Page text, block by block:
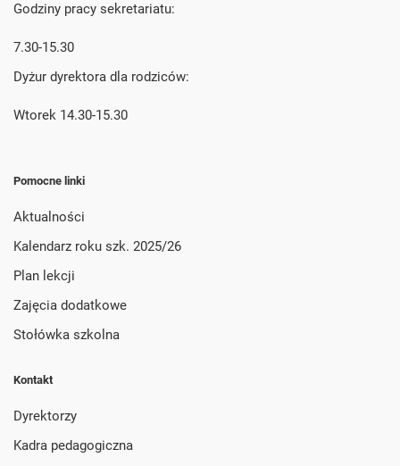
Godziny pracy sekretariatu:
7.30-15.30
Dyżur dyrektora dla rodziców:
Wtorek 14.30-15.30
Pomocne linki
Aktualności
Kalendarz roku szk. 2025/26
Plan lekcji
Zajęcia dodatkowe
Stołówka szkolna
Kontakt
Dyrektorzy
Kadra pedagogiczna